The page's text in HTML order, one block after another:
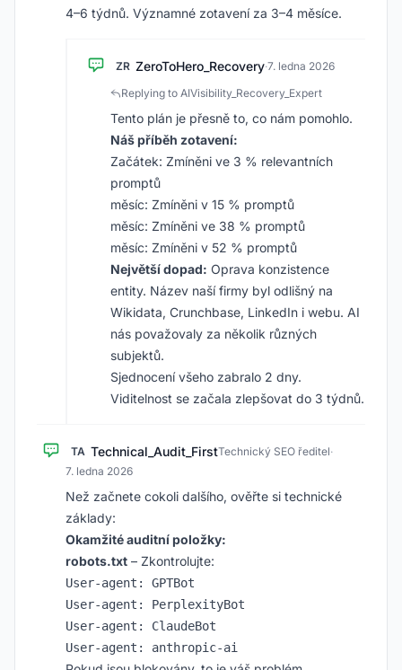
4–6 týdnů. Významné zotavení za 3–4 měsíce.
ZR ZeroToHero_Recovery·7. ledna 2026
Replying to AIVisibility_Recovery_Expert
Tento plán je přesně to, co nám pomohlo.
Náš příběh zotavení:
Začátek: Zmíněni ve 3 % relevantních
promptů
měsíc: Zmíněni v 15 % promptů
měsíc: Zmíněni ve 38 % promptů
měsíc: Zmíněni v 52 % promptů
Největší dopad: Oprava konzistence
entity. Název naší firmy byl odlišný na
Wikidata, Crunchbase, LinkedIn i webu. AI
nás považovaly za několik různých
subjektů.
Sjednocení všeho zabralo 2 dny.
Viditelnost se začala zlepšovat do 3 týdnů.
TA Technical_Audit_FirstTechnický SEO ředitel·
7. ledna 2026
Než začnete cokoli dalšího, ověřte si technické
základy:
Okamžité auditní položky:
robots.txt – Zkontrolujte:
User-agent: GPTBot
User-agent: PerplexityBot
User-agent: ClaudeBot